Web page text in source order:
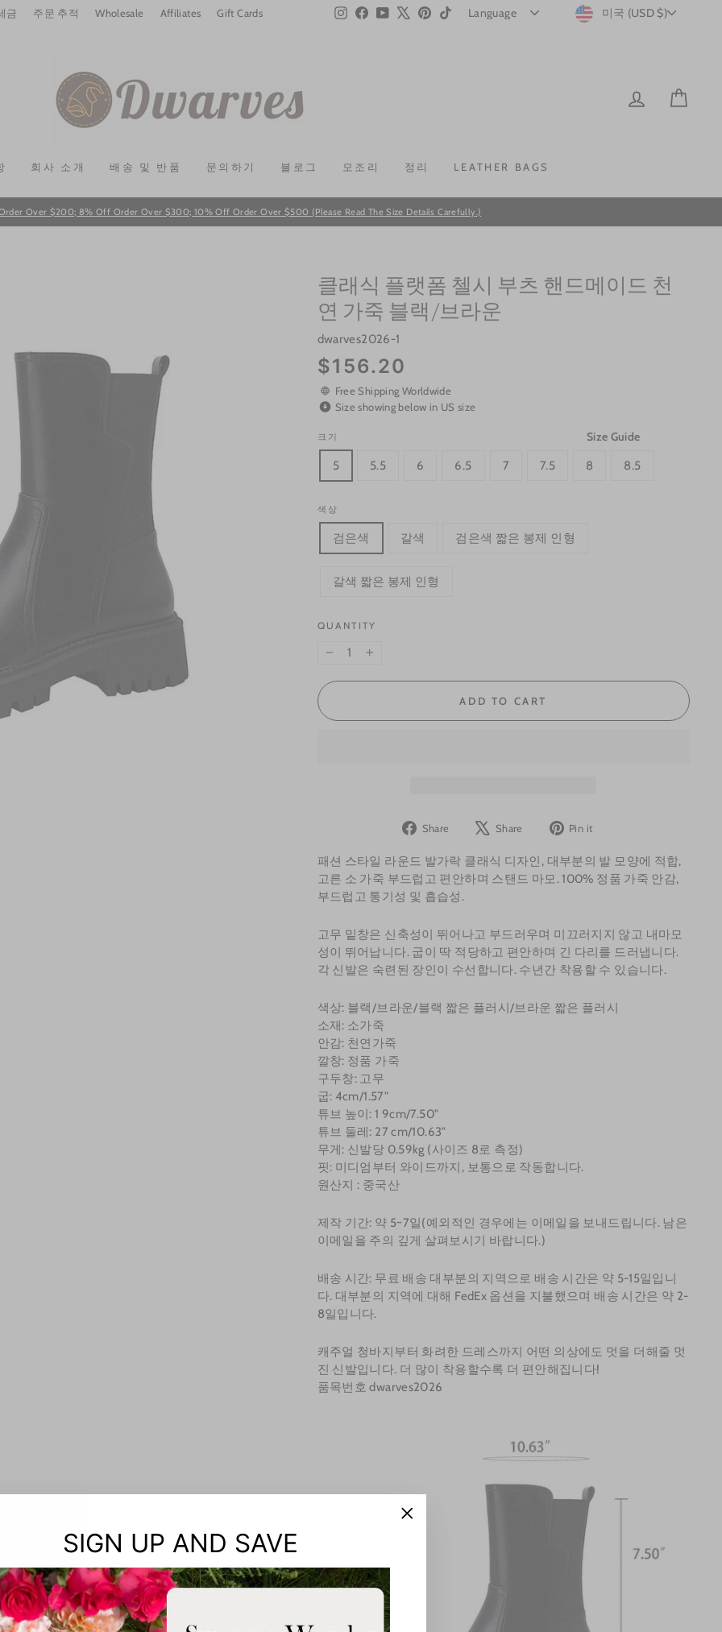
금 주문 추적 Wholesale Affiliates Gift Cards InstagramFacebookYouTube Pinterest
TikTok 미국 (USD $)
LOG IN
회사 소개 배송 및 반품 문의하기 블로그 모조리 정리 LEATHER BAGS
Pause
Over $200; 8% Off Order Over $300; 10% Off Order Over $500 (Please Read The Size Details Carefully.)
클래식 플랫폼 첼시 부츠 핸드메이드 천
연 가죽 블랙/브라운
dwarves2026-1
Regular
price
$156.20
Free Shipping Worldwide
Size showing below in US size
Size Guide
크기
5 5.5 6 6.5 7 7.5 8 8.5
색상
검은색 갈색 검은색 짧은 봉제 인형
갈색 짧은 봉제 인형
QUANTITY
ADD TO CART
Share
Share
Facebook
Share
Tweet
X
Pin it
Pinterest
패션 스타일 라운드 발가락 클래식 디자인, 대부분의 발 모양에 적합,
고른 소 가죽 부드럽고 편안하며 스탠드 마모. 100% 정품 가죽 안감,
부드럽고 통기성 및 흡습성.
고무 밑창은 신축성이 뛰어나고 부드러우며 미끄러지지 않고 내마모
성이 뛰어납니다. 굽이 딱 적당하고 편안하며 긴 다리를 드러냅니다.
각 신발은 숙련된 장인이 수선합니다. 수년간 착용할 수 있습니다.
색상: 블랙/브라운/블랙 짧은 플러시/브라운 짧은 플러시
소재: 소가죽
안감: 천연가죽
깔창: 정품 가죽
구두창: 고무
굽: 4cm/1.57"
튜브 높이: 1 9cm/7.50"
튜브 둘레: 27 cm/10.63"
무게: 신발당 0.59kg (사이즈 8로 측정)
핏: 미디엄부터 와이드까지, 보통으로 작동합니다.
원산지 : 중국산
제작 기간: 약 5~7일(예외적인 경우에는 이메일을 보내드립니다. 남은
이메일을 주의 깊게 살펴보시기 바랍니다.)
배송 시간: 무료 배송 대부분의 지역으로 배송 시간은 약 5-15일입니
다. 대부분의 지역에 대해 FedEx 옵션을 지불했으며 배송 시간은 약 2-
8일입니다.
캐주얼 청바지부터 화려한 드레스까지 어떤 의상에도 멋을 더해줄 멋
진 신발입니다. 더 많이 착용할수록 더 편안해집니다!
품목번호 dwarves2026
SIGN UP AND SAVE